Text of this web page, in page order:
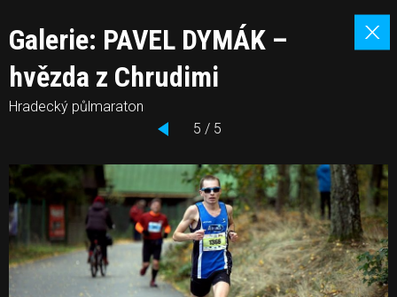
Galerie: PAVEL DYMÁK –
hvězda z Chrudimi
Hradecký půlmaraton
5 / 5